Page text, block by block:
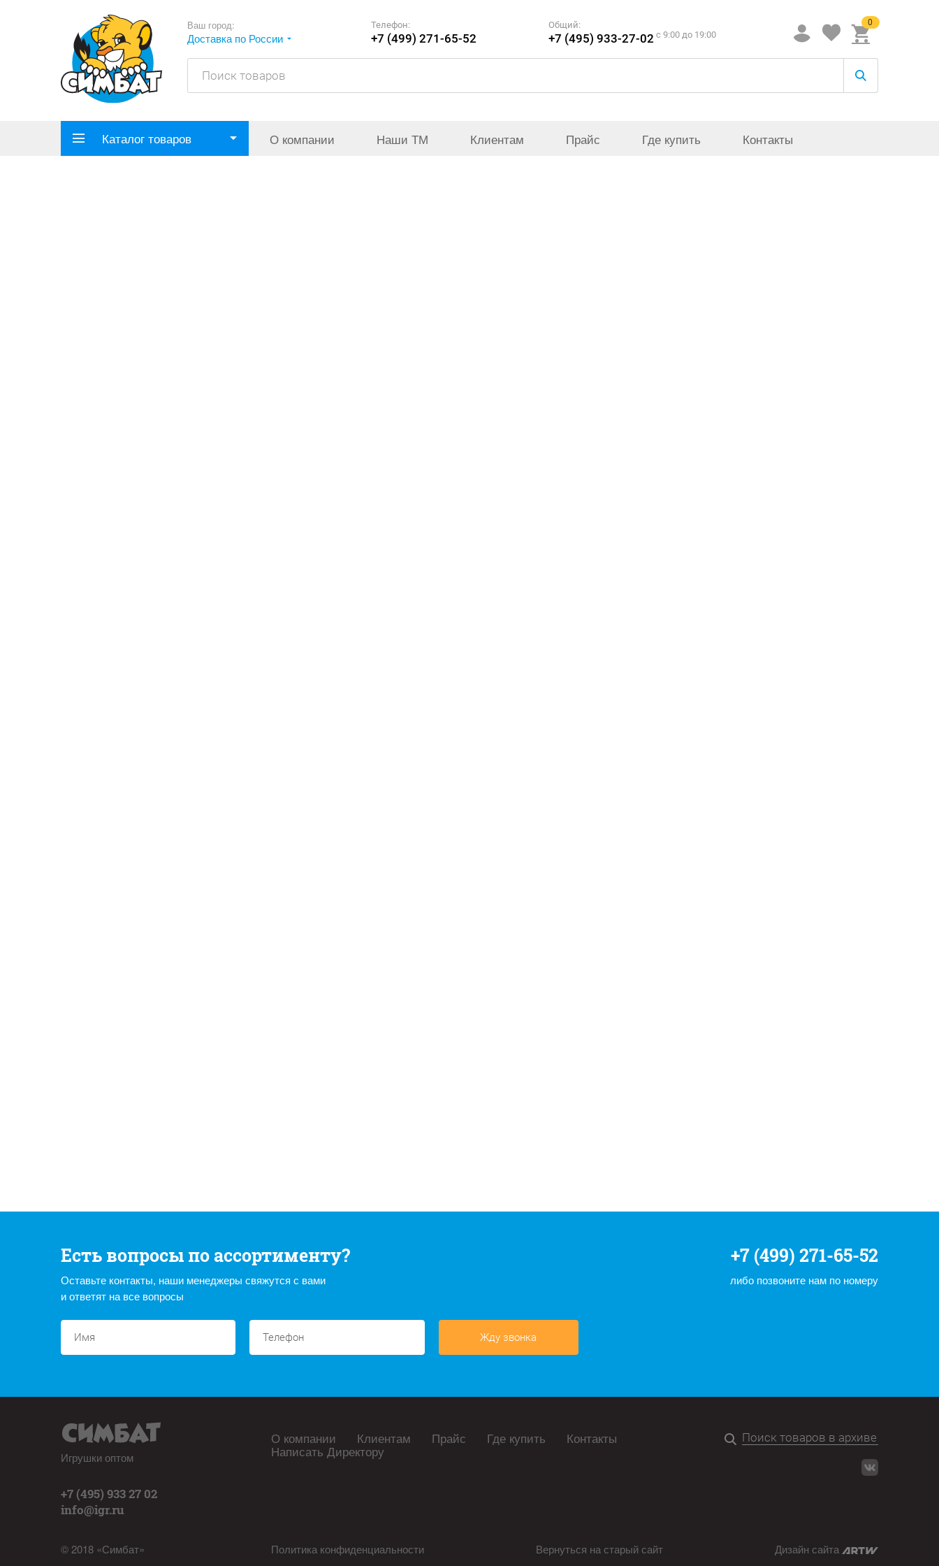
Ваш город:
Доставка по России
Телефон:
+7 (499) 271-65-52
Общий:
+7 (495) 933-27-02 c 9:00 до 19:00
0
Каталог товаров О компании Наши ТМ Клиентам Прайс Где купить Контакты
Есть вопросы по ассортименту?
Оставьте контакты, наши менеджеры свяжутся с вами
и ответят на все вопросы
+7 (499) 271-65-52
либо позвоните нам по номеру
Жду звонка
Игрушки оптом
+7 (495) 933 27 02
info@igr.ru
© 2018 «Симбат»
О компании Клиентам Прайс Где купить Контакты
Написать Директору
Политика конфиденциальности Вернуться на старый сайт Дизайн сайта